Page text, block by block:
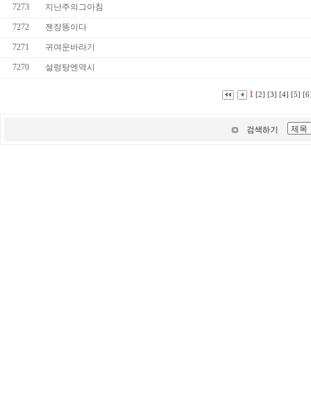
7273 지난주의그아침
7272 젠장똥이다
7271 귀여운바라기
7270 설렁탕엔역시
1 [2] [3] [4] [5]